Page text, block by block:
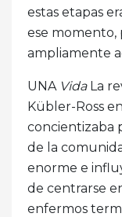
estas etapas
ese momento,
ampliamente
UNA VidaLa
Kübler-Ross
concientizaba
de la
enorme e
de centrarse
enfermos